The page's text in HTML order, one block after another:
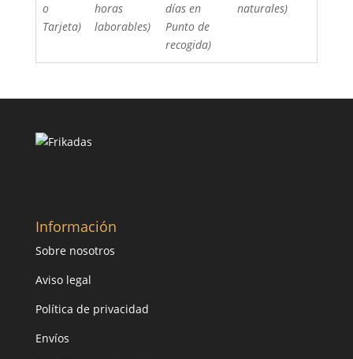
o
Tarjeta)
horas
laborables)
días en
Punto de
recogida)
naturales)
Información
Sobre nosotros
Aviso legal
Política de privacidad
Envíos